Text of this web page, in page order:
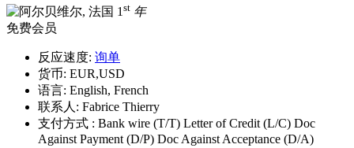
1 st 年
免费会员
反应速度: 询单
货币: EUR,USD
语言: English, French
联系人: Fabrice Thierry
支付方式 : Bank wire (T/T) Letter of Credit (L/C) Doc
Against Payment (D/P) Doc Against Acceptance (D/A)